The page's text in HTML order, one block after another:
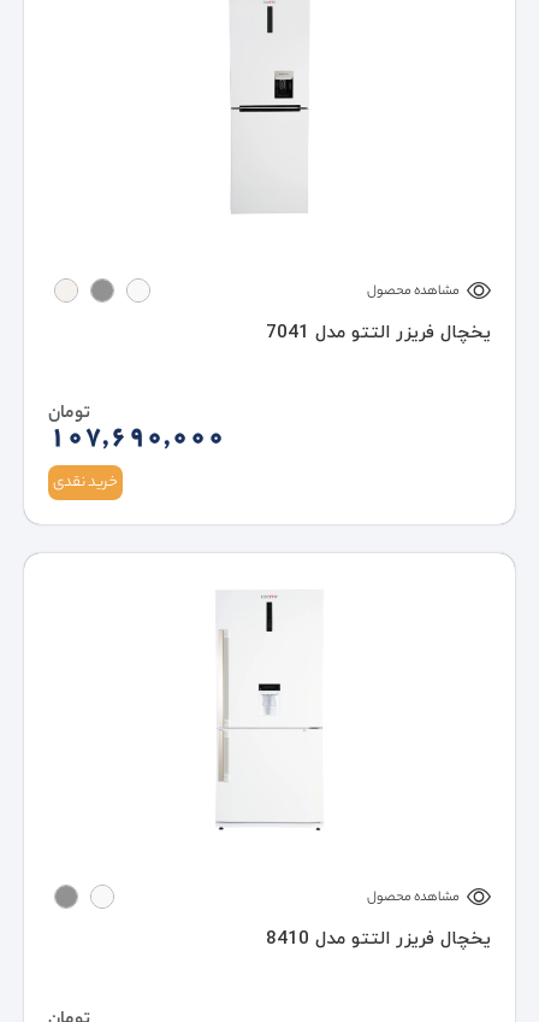
مشاهده محصول
یخچال فریزر التتو مدل 7041
107,690,000
تومان
خرید نقدی
مشاهده محصول
یخچال فریزر التتو مدل 8410